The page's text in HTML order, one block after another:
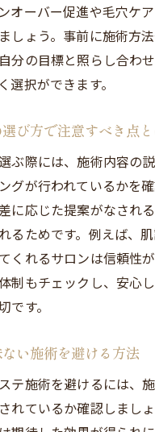
オーバー促進や毛穴ケ
しょう。事前に施術方
分の目標と照らし合わ
選択ができます。
び方で注意すべき点
ぶ際には、施術内容の
グが行われているかを確
に応じた提案がなされ
るためです。例えば、
くれるサロンは信頼性
制もチェックし、安心
です。
い施術を避ける方法
テ施術を避けるには、
れているか確認しまし